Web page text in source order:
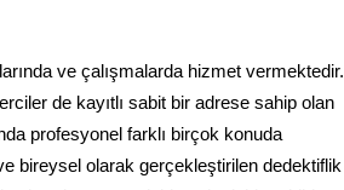
ve çalışmalarda hizmet vermektedir.
de kayıtlı sabit bir adrese sahip olan
profesyonel farklı birçok konuda
bireysel olarak gerçekleştirilen dedektiflik